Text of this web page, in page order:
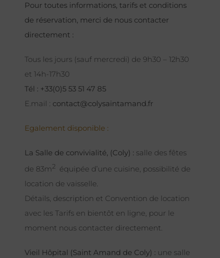
Pour toutes informations, tarifs et conditions
de réservation, merci de nous contacter
directement :
Tous les jours (sauf mercredi) de 9h30 – 12h30
et 14h-17h30
Tél : +33(0)5 53 51 47 85
E.mail : contact@colysaintamand.fr
Egalement disponible :
La Salle de convivialité, (Coly) : salle des fêtes
de 83m2 équipée d’une cuisine, possibilité de
location de vaisselle.
Détails, description et Convention de location
avec les Tarifs en bientôt en ligne, pour le
moment nous contacter directement.
Vieil Hôpital (Saint Amand de Coly) : une salle